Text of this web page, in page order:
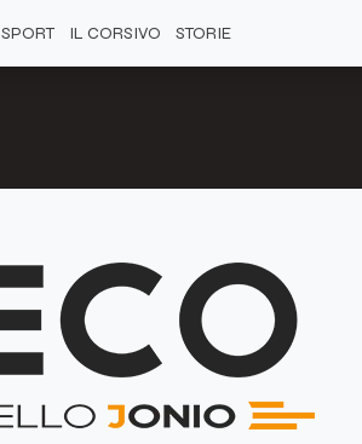
SPORT IL CORSIVO STORIE